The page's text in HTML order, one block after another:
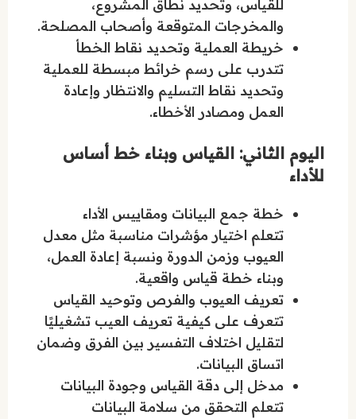
للقياس، وتحديد نطاق المشروع،
والمخرجات المتوقعة وأصحاب المصلحة.
خريطة العملية وتحديد نقاط الخطأ
تتدرب على رسم خرائط مبسطة للعملية
وتحديد نقاط التسليم والانتظار وإعادة
العمل ومصادر الأخطاء.
اليوم الثاني: القياس وبناء خط أساس
للأداء
خطة جمع البيانات ومقاييس الأداء
تتعلم اختيار مؤشرات مناسبة مثل معدل
العيوب وزمن الدورة ونسبة إعادة العمل،
وبناء خطة قياس واقعية.
تعريف العيوب والفرص وتوحيد القياس
تتعرف على كيفية تعريف العيب تشغيليًا
لتقليل اختلاف التفسير بين الفرق وضمان
اتساق البيانات.
مدخل إلى دقة القياس وجودة البيانات
تتعلم التحقق من سلامة البيانات